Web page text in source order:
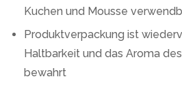
Kuchen und Mousse
Produktverpackung ist
Haltbarkeit und das Aroma
bewahrt